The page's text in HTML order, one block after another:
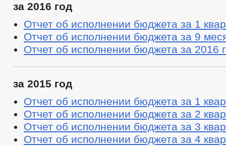
за 2016 год
Отчет об исполнении бюджета за 1
Отчет об исполнении бюджета за 9
Отчет об исполнении бюджета за 2016
за 2015 год
Отчет об исполнении бюджета за 1
Отчет об исполнении бюджета за 2
Отчет об исполнении бюджета за 3
Отчет об исполнении бюджета за 4